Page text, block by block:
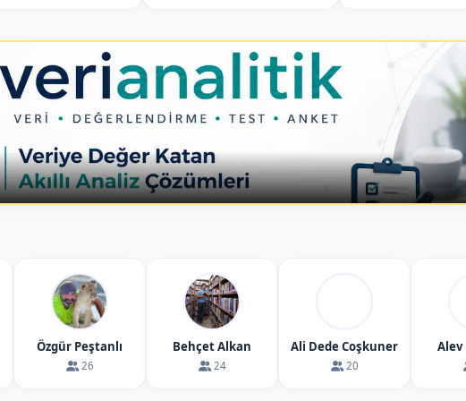
verilir.
yapılan takı ve süs eşyalarının nasıl işlendiği hakkında
krater göllerinden bir tanesi Kapadokya'da
Özgür Peştanlı
26
Behçet Alkan
24
Ali Dede Coşkuner
20